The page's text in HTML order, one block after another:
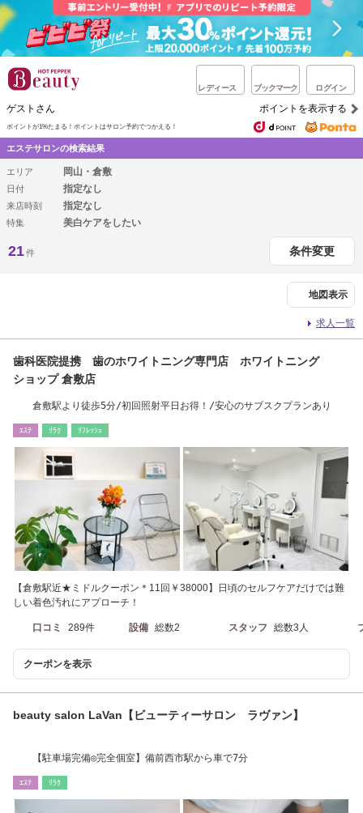
レディース ブックマーク ログイン
ゲストさん ポイントを表示する
ポイントが1%たまる！ ポイントはサロン予約でつかえる！
エステサロンの検索結果
エリア 岡山・倉敷
日付 指定なし
来店時刻 指定なし
特集 美白ケアをしたい
21件 条件変更
地図表示
求人一覧
歯科医院提携 歯のホワイトニング専門店 ホワイトニング
ショップ 倉敷店
倉敷駅より徒歩5分/初回照射平日お得！/安心のサブスクプランあり
ｴｽﾃ ﾘﾗｸ ﾘﾌﾚｯｼｭ
【倉敷駅近★ミドルクーポン＊11回￥38000】日頃のセルフケアだけでは難
しい着色汚れにアプローチ！
口コミ 289件 設備 総数2 スタッフ 総数3人
クーポンを表示
beauty salon LaVan【ビューティーサロン ラヴァン】
【駐車場完備◎完全個室】備前西市駅から車で7分
ｴｽﾃ ﾘﾗｸ